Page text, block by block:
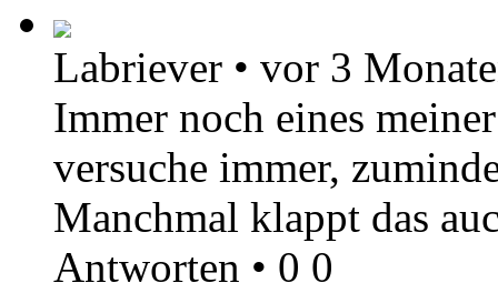
Labriever • vor 3
Immer noch eines
versuche immer,
Manchmal klappt das
Antworten • 0 0